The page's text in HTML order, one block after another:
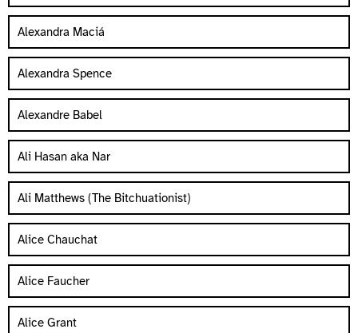
Alexandra Maciá
Alexandra Spence
Alexandre Babel
Ali Hasan aka Nar
Ali Matthews (The Bitchuationist)
Alice Chauchat
Alice Faucher
Alice Grant